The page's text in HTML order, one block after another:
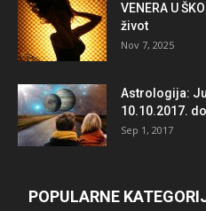
VENERA U
život
Nov 7, 2025
Astrologija:
10.10.2017.
Sep 1, 2017
POPULARNE